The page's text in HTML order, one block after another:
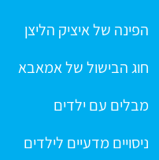
הפינה של איציק הליצן
חוג הבישול של אמאבא
מבלים עם ילדים
ניסויים מדעיים לילדים